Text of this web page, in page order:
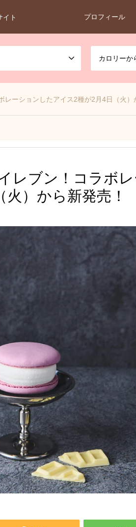
イト プロフィール
カロリーか
ーションしたアイス2種が2月4日（火）
レブン！コラボレ
）から新発売！